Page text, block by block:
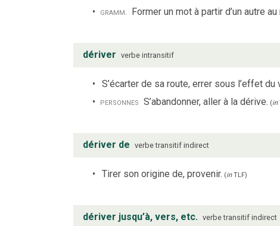
gramm. Former un mot à partir d’un autre
dériver verbe intransitif
S’écarter de sa route, errer sous l’effet
personnes S’abandonner, aller à la dérive. (in
dériver de verbe transitif indirect
Tirer son origine de, provenir. (inTLF)
dériver jusqu’à, vers, etc. verbe transitif indirect